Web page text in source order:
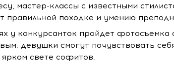
мастер-классы с известными
правильной походке и умению
у конкурсанток пройдет
девушки смогут почувствовать
свете софитов.